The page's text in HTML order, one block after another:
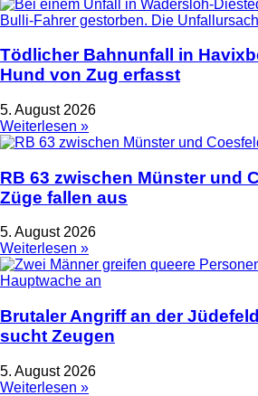
Tödlicher Bahnunfall in
Hund von Zug erfasst
5. August 2026
Weiterlesen »
RB 63 zwischen Münster und
Züge fallen aus
5. August 2026
Weiterlesen »
Brutaler Angriff an der
sucht Zeugen
5. August 2026
Weiterlesen »